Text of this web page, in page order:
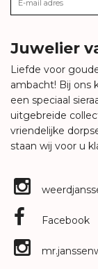
Juwelier
Liefde voor
ambacht! Bij ons
een speciaal
uitgebreide
vriendelijke
staan wij voor u
Facebook